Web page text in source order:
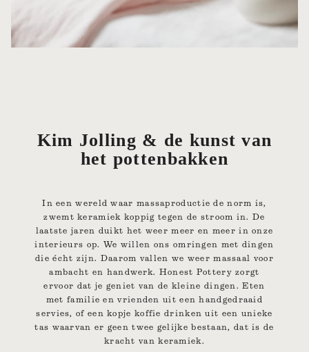
Kim Jolling & de kunst van
het pottenbakken
In een wereld waar massaproductie de norm is,
zwemt keramiek koppig tegen de stroom in. De
laatste jaren duikt het weer meer en meer in onze
interieurs op. We willen ons omringen met dingen
die écht zijn. Daarom vallen we weer massaal voor
ambacht en handwerk. Honest Pottery zorgt
ervoor dat je geniet van de kleine dingen. Eten
met familie en vrienden uit een handgedraaid
servies, of een kopje koffie drinken uit een unieke
tas waarvan er geen twee gelijke bestaan, dat is de
kracht van keramiek.